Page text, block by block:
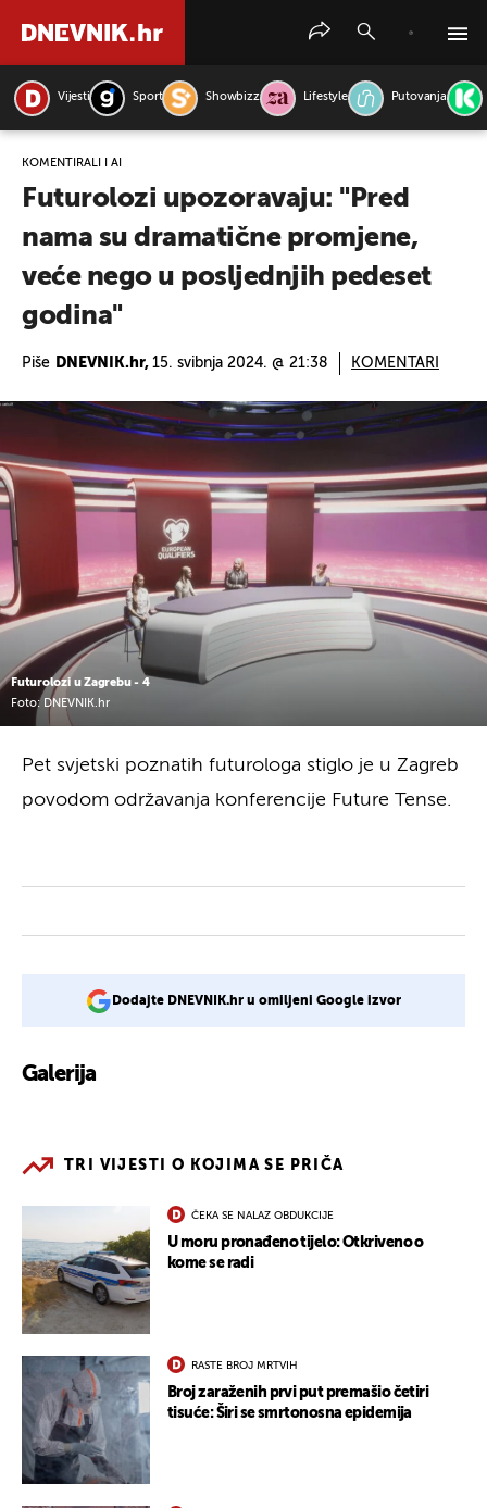
Vijesti Sport Showbizz Lifestyle Putovanja
KOMENTIRALI I AI
Futurolozi upozoravaju: "Pred
nama su dramatične promjene,
veće nego u posljednjih pedeset
godina"
Piše DNEVNIK.hr, 15. svibnja 2024. @ 21:38 KOMENTARI
Futurolozi u Zagrebu - 4
Foto: DNEVNIK.hr
Pet svjetski poznatih futurologa stiglo je u Zagreb
povodom održavanja konferencije Future Tense.
Dodajte DNEVNIK.hr u omiljeni Google izvor
Galerija
TRI VIJESTI O KOJIMA SE PRIČA
ČEKA SE NALAZ OBDUKCIJE
U moru pronađeno tijelo: Otkriveno o
kome se radi
RASTE BROJ MRTVIH
Broj zaraženih prvi put premašio četiri
tisuće: Širi se smrtonosna epidemija
PRETRAŽITE VIJESTI